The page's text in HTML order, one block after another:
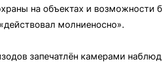
на объектах и возможности
молниеносно».
запечатлён камерами